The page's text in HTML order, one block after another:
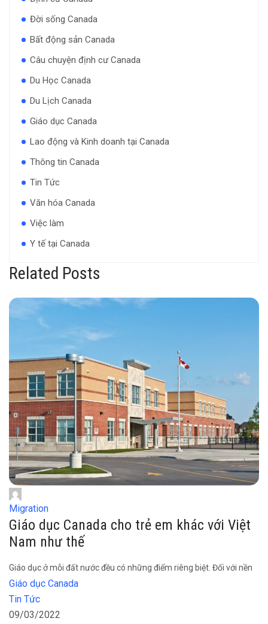
Đời sống Canada
Bất động sản Canada
Câu chuyện định cư Canada
Du Học Canada
Du Lịch Canada
Giáo dục Canada
Lao động và Kinh doanh tại Canada
Thông tin Canada
Tin Tức
Văn hóa Canada
Việc làm
Y tế tại Canada
Related Posts
Migration
Giáo dục Canada cho trẻ em khác với Việt
Nam như thế
Giáo dục ở mỗi đất nước đều có những điểm riêng biệt. Đối với nền
Giáo dục Canada
Tin Tức
09/03/2022